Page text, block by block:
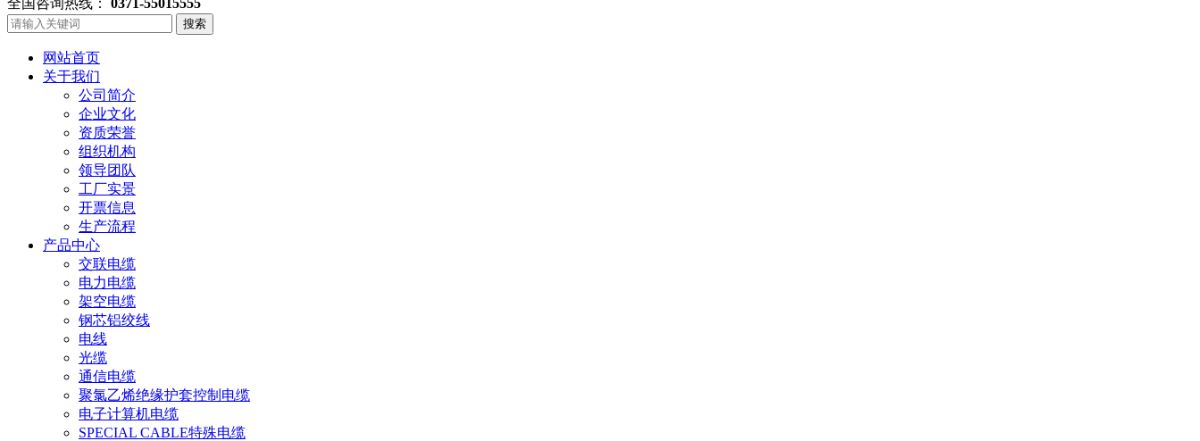
全国咨询热线： 0371-55015555
搜索
网站首页
关于我们
公司简介
企业文化
资质荣誉
组织机构
领导团队
工厂实景
开票信息
生产流程
产品中心
交联电缆
电力电缆
架空电缆
钢芯铝绞线
电线
光缆
通信电缆
聚氯乙烯绝缘护套控制电缆
电子计算机电缆
SPECIAL CABLE特殊电缆